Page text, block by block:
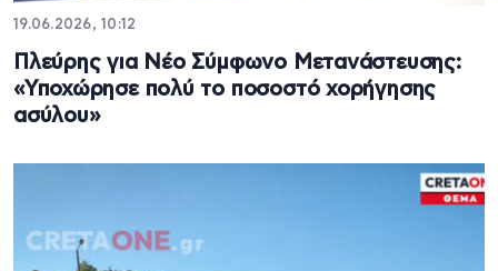
19.06.2026, 10:12
Πλεύρης για Νέο Σύμφωνο Μετανάστευσης:
«Υποχώρησε πολύ το ποσοστό χορήγησης
ασύλου»